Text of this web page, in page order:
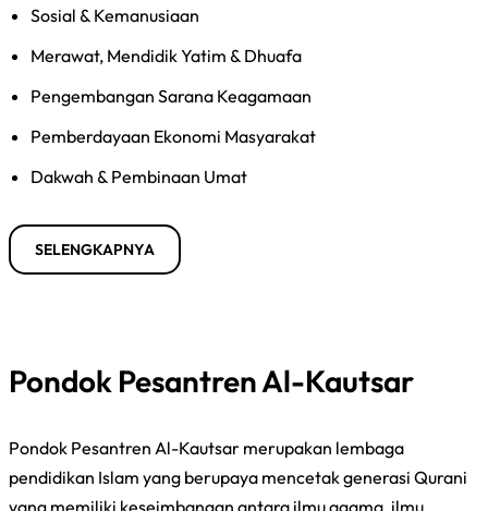
Sosial & Kemanusiaan
Merawat, Mendidik Yatim & Dhuafa
Pengembangan Sarana Keagamaan
Pemberdayaan Ekonomi Masyarakat
Dakwah & Pembinaan Umat
SELENGKAPNYA
Pondok Pesantren Al-Kautsar
Pondok Pesantren Al-Kautsar merupakan lembaga
pendidikan Islam yang berupaya mencetak generasi Qurani
yang memiliki keseimbangan antara ilmu agama, ilmu